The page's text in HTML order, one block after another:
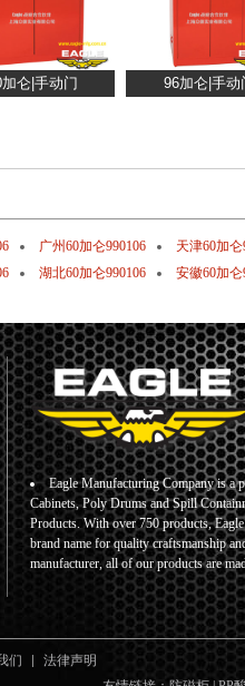
广州60加仑990106
天津60加仑
湖北60加仑990106 安徽60加仑
Eagle Manufacturing Company is a
Cabinets, Poly Drums and Spill
Products. With over 750 products,
brand name for quality craftsmanship
manufacturer, all of our products are
们
法律声明